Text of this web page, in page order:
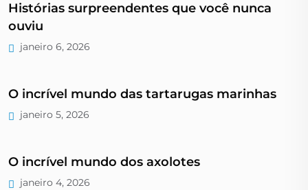
Histórias surpreendentes que você nunca
ouviu
janeiro 6, 2026
O incrível mundo das tartarugas marinhas
janeiro 5, 2026
O incrível mundo dos axolotes
janeiro 4, 2026